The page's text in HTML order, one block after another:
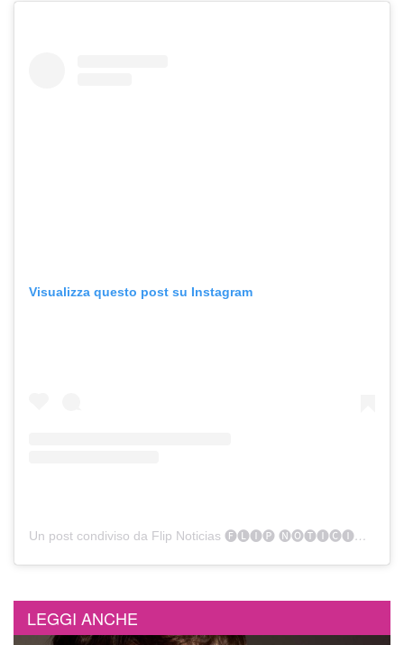
Visualizza questo post su Instagram
Un post condiviso da Flip Noticias 🅕🅛🅘🅟 🅝🅞🅣🅘🅒🅘🅐🅢🧬 (@flipnoticias)
LEGGI ANCHE